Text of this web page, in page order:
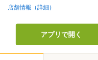
店舗情報（詳細）
アプリで開く